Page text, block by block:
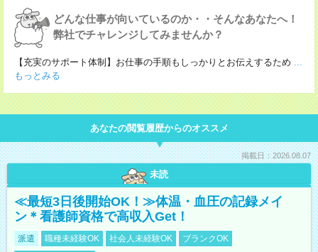
どんな仕事が向いているのか・・そんなあなたへ！
弊社でチャレンジしてみませんか？
【充実のサポート体制】お仕事の手順もしっかりとお伝えするため ...
もっとみる
あなたの閲覧履歴からのオススメ
掲載日：2026.08.07
未読
≪最短3日後開始OK！≫体温・血圧の記録メイ
ン＊看護師資格で高収入Get！
派遣 職種未経験OK 社会人未経験OK
ブランクOK